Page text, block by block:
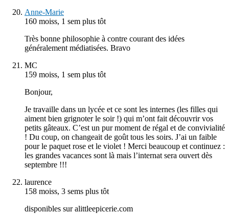
Anne-Marie
160 moiss, 1 sem plus tôt
Très bonne philosophie à contre courant des idées
généralement médiatisées. Bravo
MC
159 moiss, 1 sem plus tôt
Bonjour,
Je travaille dans un lycée et ce sont les internes (les filles qui
aiment bien grignoter le soir !) qui m’ont fait découvrir vos
petits gâteaux. C’est un pur moment de régal et de convivialité
! Du coup, on changeait de goût tous les soirs. J’ai un faible
pour le paquet rose et le violet ! Merci beaucoup et continuez :
les grandes vacances sont là mais l’internat sera ouvert dès
septembre !!!
laurence
158 moiss, 3 sems plus tôt
disponibles sur alittleepicerie.com